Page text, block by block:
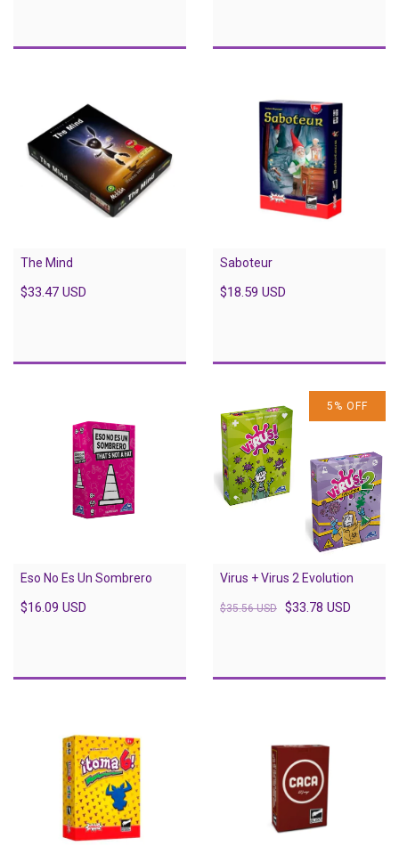
The Mind
$33.47 USD
Saboteur
$18.59 USD
Eso No Es Un Sombrero
$16.09 USD
5 % OFF
Virus + Virus 2 Evolution
$35.56 USD $33.78 USD